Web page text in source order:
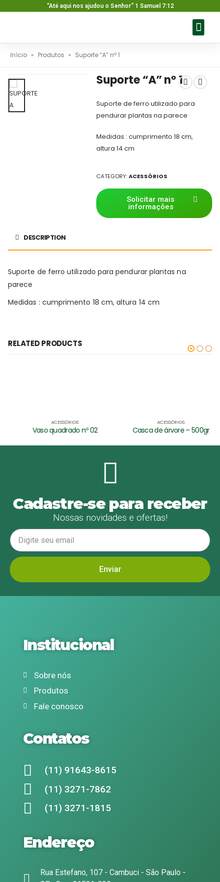
“Até aqui nos ajudou o Senhor” 1 Samuel 7:12
Início » Produtos » Suporte “A” nº 1
Suporte “A” nº 1
Suporte de ferro utilizado para
pendurar plantas na parece
Medidas : cumprimento 18 cm,
altura 14 cm
CATEGORY:ACESSÓRIOS
Solicitar mais
informações
DESCRIPTION
Suporte de ferro utilizado para pendurar plantas na
parece
Medidas : cumprimento 18 cm, altura 14 cm
RELATED PRODUCTS
ACESSÓRIOS
Vaso quadrado nº 02
ACESSÓRIOS
Casca de árvore – 500gr
Cadastre-se para receber
Nossas novidades e ofertas!
Enviar
Institucional
Sobre nós
Produtos
Fale conosco
Contatos
(11) 91643-8615
(11) 3271-7862
(11) 3271-1815
Endereço
Rua Estefano, 107 - Cambuci - São Paulo -